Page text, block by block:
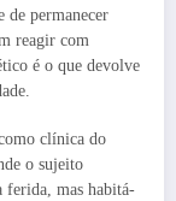
de permanecer
reagir com
é o que devolve
clínica do
o sujeito
ferida, mas habitá-